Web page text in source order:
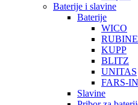
Baterije i slavine
Baterije
WICO
KUPP
BLITZ
UNITAS
FARS-
Slavine